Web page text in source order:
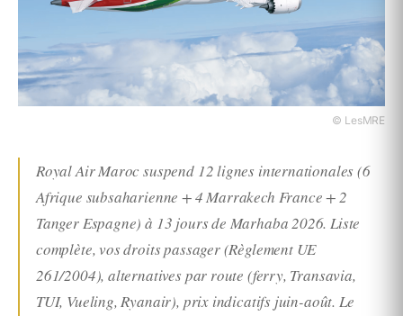
© LesMRE
Royal Air Maroc suspend 12 lignes internationales (6
Afrique subsaharienne + 4 Marrakech France + 2
Tanger Espagne) à 13 jours de Marhaba 2026. Liste
complète, vos droits passager (Règlement UE
261/2004), alternatives par route (ferry, Transavia,
TUI, Vueling, Ryanair), prix indicatifs juin-août. Le